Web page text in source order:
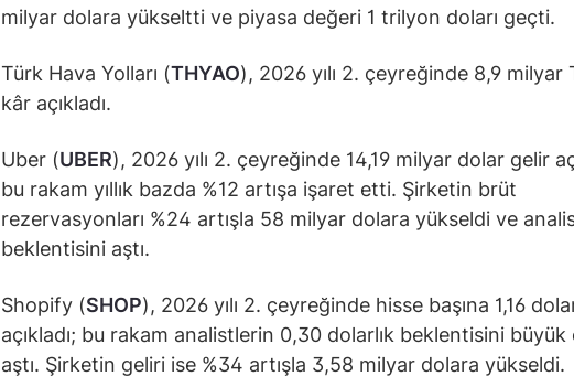
milyar dolara yükseltti ve piyasa değeri 1 trilyon doları geçti.
Türk Hava Yolları (THYAO), 2026 yılı 2. çeyreğinde 8,9 milyar
kâr açıkladı.
Uber (UBER), 2026 yılı 2. çeyreğinde 14,19 milyar dolar gelir
bu rakam yıllık bazda %12 artışa işaret etti. Şirketin brüt
rezervasyonları %24 artışla 58 milyar dolara yükseldi ve
beklentisini aştı.
Shopify (SHOP), 2026 yılı 2. çeyreğinde hisse başına 1,16
açıkladı; bu rakam analistlerin 0,30 dolarlık beklentisini büyük
aştı. Şirketin geliri ise %34 artışla 3,58 milyar dolara yükseldi.